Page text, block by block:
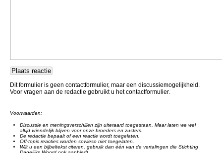
Dit formulier is geen contactformulier, maar een discussiemogelijkheid.
Voor vragen aan de redactie gebruikt u het contactformulier.
Voorwaarden:
Discussie en meningsverschillen zijn uiteraard toegestaan. Maar laten we wel
altijd vriendelijk blijven voor onze broeders en zusters.
De redactie bepaalt of een reactie wordt toegelaten.
Off-topic reacties worden sowieso niet toegelaten.
Wilt u een bijbeltekst citeren, gebruik dan één van de vertalingen die Stichting